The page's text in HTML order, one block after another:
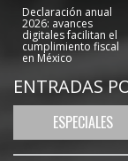
Declaración anual
2026: avances
digitales facilitan el
cumplimiento fiscal
en México
ENTRADAS
ESPECIALES